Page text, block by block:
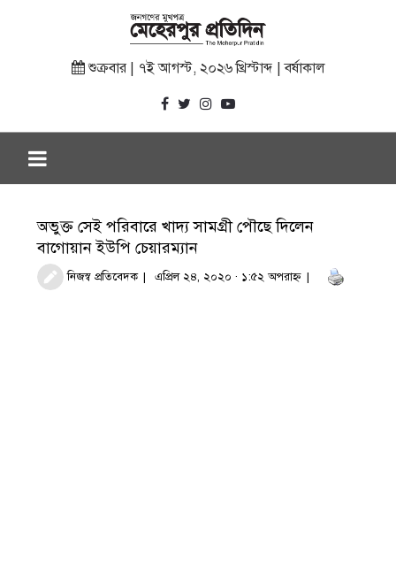
শুক্রবার | ৭ই আগস্ট, ২০২৬ খ্রিস্টাব্দ | বর্ষাকাল
অভুক্ত সেই পরিবারে খাদ্য সামগ্রী পৌছে দিলেন
বাগোয়ান ইউপি চেয়ারম্যান
নিজস্ব প্রতিবেদক এপ্রিল ২৪, ২০২০ · ১:৫২ অপরাহ্ণ